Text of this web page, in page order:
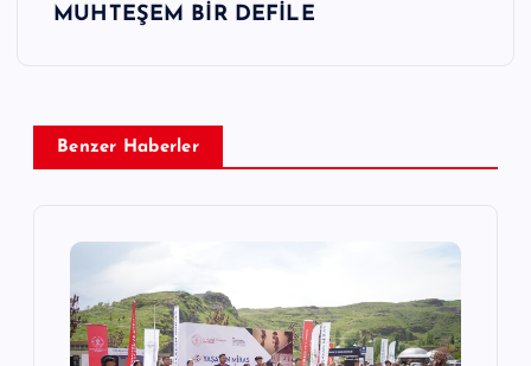
MUHTEŞEM BİR DEFİLE
Benzer Haberler